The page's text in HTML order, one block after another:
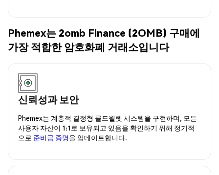
Phemex는 2omb Finance (2OMB) 구매에
가장 적합한 암호화폐 거래소입니다
신뢰성과 보안
Phemex는 계층적 결정형 콜드월렛 시스템을 구현하며, 모든
사용자 자산이 1:1로 보유되고 있음을 확인하기 위해 정기적
으로 준비금 증명을 업데이트합니다.